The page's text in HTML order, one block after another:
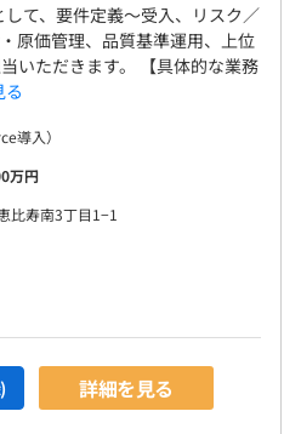
バイト含む）
領域のプロフェッショナ
！
PM1名に対し、現場のリーダー
、またはエンジニア2名のいず
て、要件定義～受入、リスク／
原価管理、品質基準運用、上位
いただきます。 【具体的な業務
る
導入）
万円
比寿南3丁目1−1
詳細を見る